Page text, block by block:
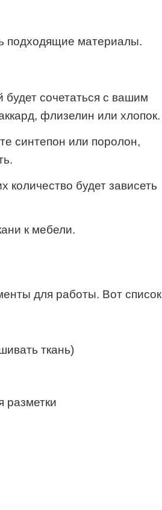
подходящие материалы.
сочетаться с вашим
флизелин или хлопок.
синтепон или поролон,
будет зависеть
к мебели.
для работы. Вот список
ткань)
разметки